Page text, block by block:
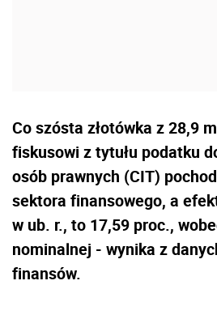
Co szósta złotówka z 28,9
fiskusowi z tytułu podatku
osób prawnych (CIT)
sektora finansowego, a
w ub. r., to 17,59 proc.,
nominalnej - wynika z
finansów.